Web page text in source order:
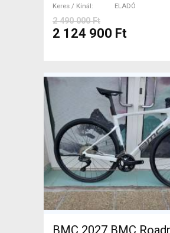
Keres / Kínál
ELADÓ
2 490 000 Ft
2 124 900 Ft
BMC 2027 BMC